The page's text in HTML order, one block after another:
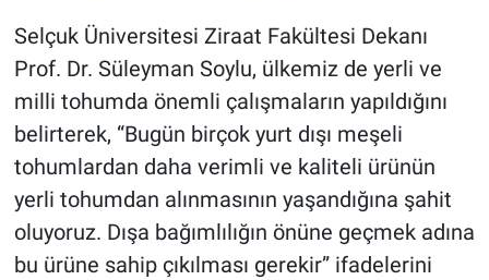
Selçuk Üniversitesi Ziraat Fakültesi Dekanı
Prof. Dr. Süleyman Soylu, ülkemiz de yerli ve
milli tohumda önemli çalışmaların yapıldığını
belirterek, “Bugün birçok yurt dışı meşeli
tohumlardan daha verimli ve kaliteli ürünün
yerli tohumdan alınmasının yaşandığına şahit
oluyoruz. Dışa bağımlılığın önüne geçmek adına
bu ürüne sahip çıkılması gerekir” ifadelerini